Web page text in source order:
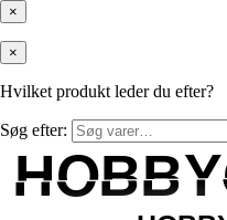
×
×
Hvilket produkt leder du efter?
Søg efter: